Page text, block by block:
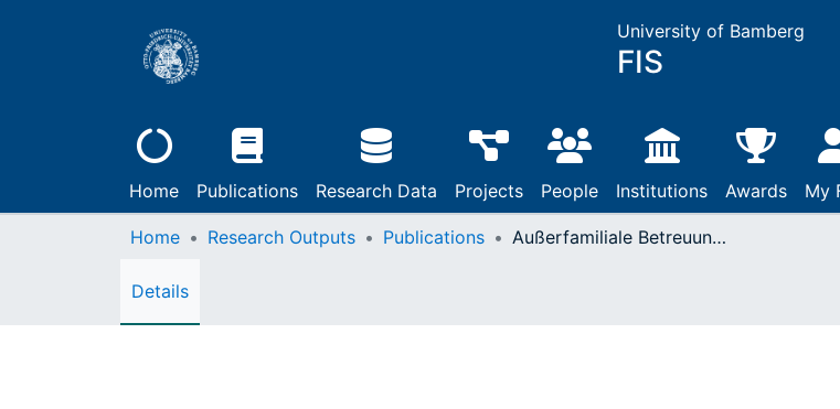
University of Bamberg
FIS
Home Publications Research Data Projects People Institutions Awards My
Home Research Outputs Publications Außerfamiliale Betreuung von Kleinkindern vor dem 19. Jahrhundert : Probleme der Qellenerfassung und Quellenauswertung ; ein Arbeitsbericht
Details